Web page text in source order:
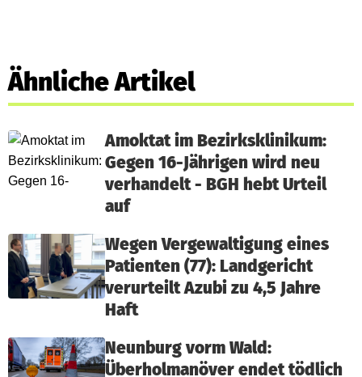
Ähnliche Artikel
Amoktat im Bezirksklinikum:
Gegen 16-Jährigen wird neu
verhandelt - BGH hebt Urteil
auf
Wegen Vergewaltigung eines
Patienten (77): Landgericht
verurteilt Azubi zu 4,5 Jahre
Haft
Neunburg vorm Wald:
Überholmanöver endet tödlich